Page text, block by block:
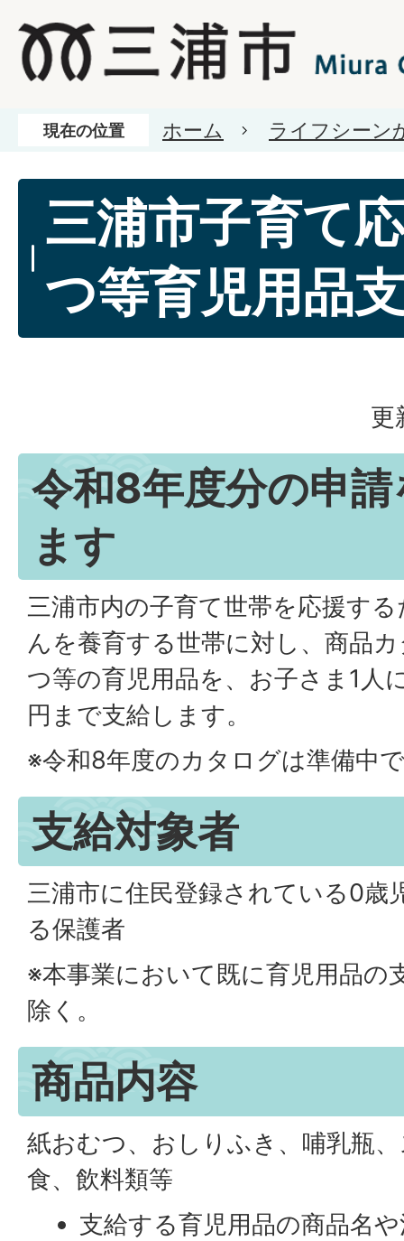
現在の位置 ホーム ライフシーン
三浦市子育て
つ等育児用品
更
令和8年度分の申
ます
三浦市内の子育て世帯を応援す
んを養育する世帯に対し、商品
つ等の育児用品を、お子さま1人
円まで支給します。
※令和8年度のカタログは準備中
支給対象者
三浦市に住民登録されている0歳
る保護者
※本事業において既に育児用品の
除く。
商品内容
紙おむつ、おしりふき、哺乳瓶
食、飲料類等
支給する育児用品の商品名